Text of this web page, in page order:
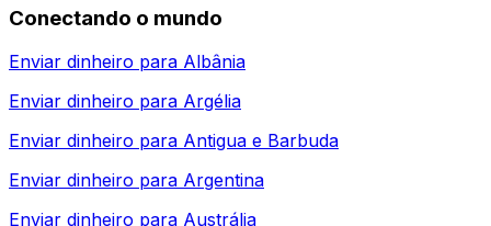
Conectando o mundo
Enviar dinheiro para Albânia
Enviar dinheiro para Argélia
Enviar dinheiro para Antigua e Barbuda
Enviar dinheiro para Argentina
Enviar dinheiro para Austrália